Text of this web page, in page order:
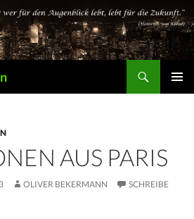
AUS PARIS
OLIVER BEKERMANN
SCHREIBE